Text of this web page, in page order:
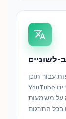
לשוניים
רב-לשוניים ביותר מ-100 שפות עבור תוכן
YouTube בינלאומי וצופים רב-לשוניים. צור תקצירים
על משמעות